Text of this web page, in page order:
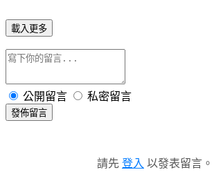
載入更多
公開留言 私密留言
發佈留言
請先 登入 以發表留言。